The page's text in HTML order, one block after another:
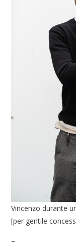
Vincenzo durante
[per gentile
–